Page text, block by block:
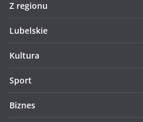
Z regionu
Lubelskie
Kultura
Sport
Biznes